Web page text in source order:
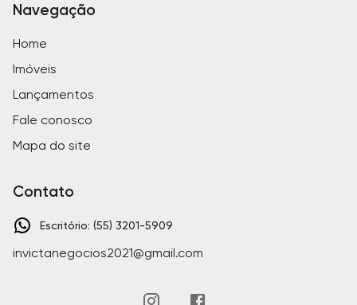
Navegação
Home
Imóveis
Lançamentos
Fale conosco
Mapa do site
Contato
Escritório: (55) 3201-5909
invictanegocios2021@gmail.com